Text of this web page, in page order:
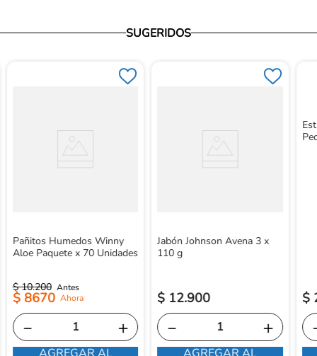
SUGERIDOS
Pañitos Humedos Winny
Aloe Paquete x 70 Unidades
$ 10.200
$ 8670
＋
－
Jabón Johnson Avena 3 x
110 g
$ 12.900
＋
－
$